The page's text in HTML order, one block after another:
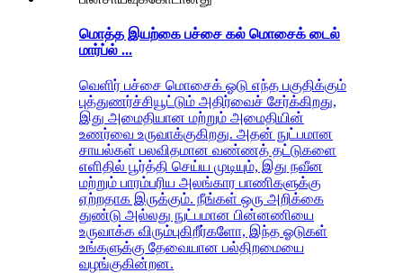
மொத்த இயற்கை பச்சை கல் மொசைக் டைல்
மார்ப்ல் ...
வெளிர் பச்சை மொசைக் ஓடு எந்த பகுதிக்கும்
புத்துணர்ச்சியூட்டும் அதிர்வைச் சேர்க்கிறது,
இது அமைதியான மற்றும் அமைதியின்
உணர்வை உருவாக்குகிறது. அதன் நுட்பமான
சாயல்கள் பலவிதமான வண்ணத் தட்டுகளை
எளிதில் பூர்த்தி செய்ய முடியும், இது நவீன
மற்றும் பாரம்பரிய அலங்கார பாணிகளுக்கு
ஏற்றதாக இருக்கும். நீங்கள் ஒரு அறிக்கை
துண்டு அல்லது நுட்பமான பின்னணியை
உருவாக்க விரும்புகிறீர்களோ, இந்த ஓடுகள்
உங்களுக்கு தேவையான பல்திறமையை
வழங்குகின்றன.